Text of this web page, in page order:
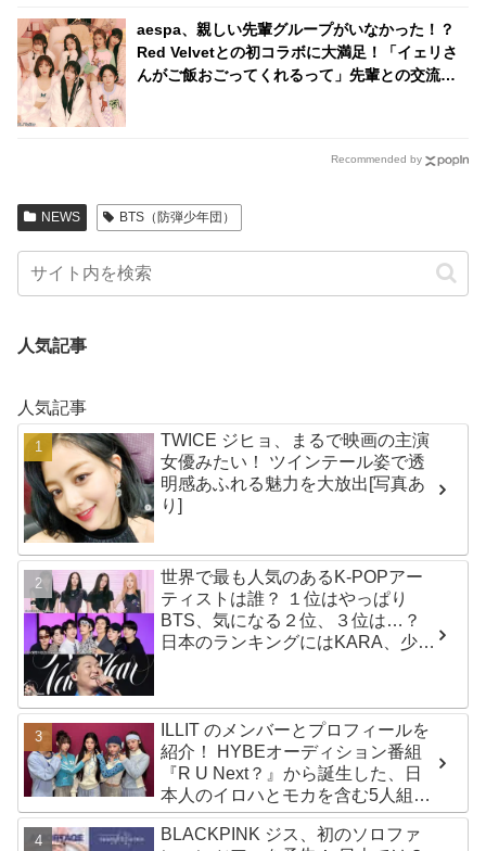
aespa、親しい先輩グループがいなかった！？
Red Velvetとの初コラボに大満足！「イェリさ
んがご飯おごってくれるって」先輩との交流に
Recommended by
NEWS BTS（防弾少年団）
人気記事
人気記事
TWICE ジヒョ、まるで映画の主演
女優みたい！ ツインテール姿で透
明感あふれる魅力を大放出[写真あ
り]
世界で最も人気のあるK-POPアー
ティストは誰？ １位はやっぱり
BTS、気になる２位、３位は…？
日本のランキングにはKARA、少女
ILLIT のメンバーとプロフィールを
紹介！ HYBEオーディション番組
『R U Next？』から誕生した、日
本人のイロハとモカを含む5人組ガ
ールズグループ！ デビュー曲
「Magnetic」がいきなりの大ヒッ
BLACKPINK ジス、初のソロファ